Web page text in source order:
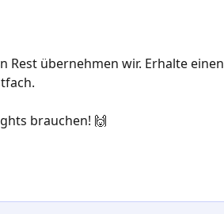
Rest übernehmen wir. Erhalte einen
brauchen! 🙌